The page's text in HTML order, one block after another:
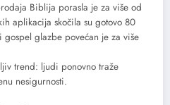
Biblija porasla je za više od
aplikacija skočila su gotovo 80
gospel glazbe povećan je za više
trend: ljudi ponovno traže
nesigurnosti.